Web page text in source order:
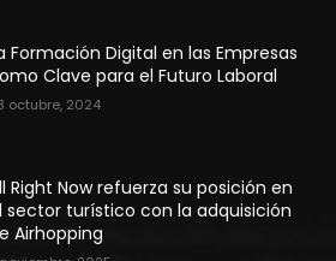
Formación Digital en las Empresas
Clave para el Futuro Laboral
octubre, 2024
Right Now refuerza su posición en
sector turístico con la adquisición
Airhopping